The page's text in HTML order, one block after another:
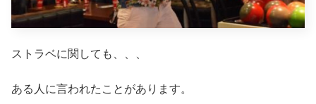
ストラベに関しても、、、
ある人に言われたことがあります。